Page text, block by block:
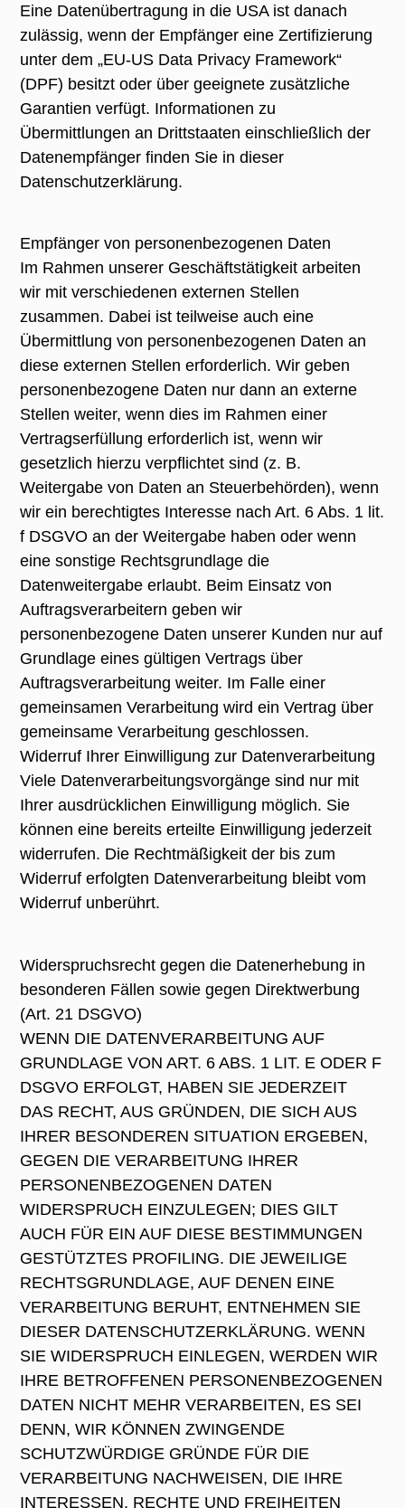
Eine Datenübertragung in die USA ist danach
zulässig, wenn der Empfänger eine Zertifizierung
unter dem „EU-US Data Privacy Framework“
(DPF) besitzt oder über geeignete zusätzliche
Garantien verfügt. Informationen zu
Übermittlungen an Drittstaaten einschließlich der
Datenempfänger finden Sie in dieser
Datenschutzerklärung.
Empfänger von personenbezogenen Daten
Im Rahmen unserer Geschäftstätigkeit arbeiten
wir mit verschiedenen externen Stellen
zusammen. Dabei ist teilweise auch eine
Übermittlung von personenbezogenen Daten an
diese externen Stellen erforderlich. Wir geben
personenbezogene Daten nur dann an externe
Stellen weiter, wenn dies im Rahmen einer
Vertragserfüllung erforderlich ist, wenn wir
gesetzlich hierzu verpflichtet sind (z. B.
Weitergabe von Daten an Steuerbehörden), wenn
wir ein berechtigtes Interesse nach Art. 6 Abs. 1 lit.
f DSGVO an der Weitergabe haben oder wenn
eine sonstige Rechtsgrundlage die
Datenweitergabe erlaubt. Beim Einsatz von
Auftragsverarbeitern geben wir
personenbezogene Daten unserer Kunden nur auf
Grundlage eines gültigen Vertrags über
Auftragsverarbeitung weiter. Im Falle einer
gemeinsamen Verarbeitung wird ein Vertrag über
gemeinsame Verarbeitung geschlossen.
Widerruf Ihrer Einwilligung zur Datenverarbeitung
Viele Datenverarbeitungsvorgänge sind nur mit
Ihrer ausdrücklichen Einwilligung möglich. Sie
können eine bereits erteilte Einwilligung jederzeit
widerrufen. Die Rechtmäßigkeit der bis zum
Widerruf erfolgten Datenverarbeitung bleibt vom
Widerruf unberührt.
Widerspruchsrecht gegen die Datenerhebung in
besonderen Fällen sowie gegen Direktwerbung
(Art. 21 DSGVO)
WENN DIE DATENVERARBEITUNG AUF
GRUNDLAGE VON ART. 6 ABS. 1 LIT. E ODER F
DSGVO ERFOLGT, HABEN SIE JEDERZEIT
DAS RECHT, AUS GRÜNDEN, DIE SICH AUS
IHRER BESONDEREN SITUATION ERGEBEN,
GEGEN DIE VERARBEITUNG IHRER
PERSONENBEZOGENEN DATEN
WIDERSPRUCH EINZULEGEN; DIES GILT
AUCH FÜR EIN AUF DIESE BESTIMMUNGEN
GESTÜTZTES PROFILING. DIE JEWEILIGE
RECHTSGRUNDLAGE, AUF DENEN EINE
VERARBEITUNG BERUHT, ENTNEHMEN SIE
DIESER DATENSCHUTZERKLÄRUNG. WENN
SIE WIDERSPRUCH EINLEGEN, WERDEN WIR
IHRE BETROFFENEN PERSONENBEZOGENEN
DATEN NICHT MEHR VERARBEITEN, ES SEI
DENN, WIR KÖNNEN ZWINGENDE
SCHUTZWÜRDIGE GRÜNDE FÜR DIE
VERARBEITUNG NACHWEISEN, DIE IHRE
INTERESSEN, RECHTE UND FREIHEITEN